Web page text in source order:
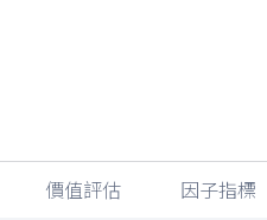
價值評估 因子指標